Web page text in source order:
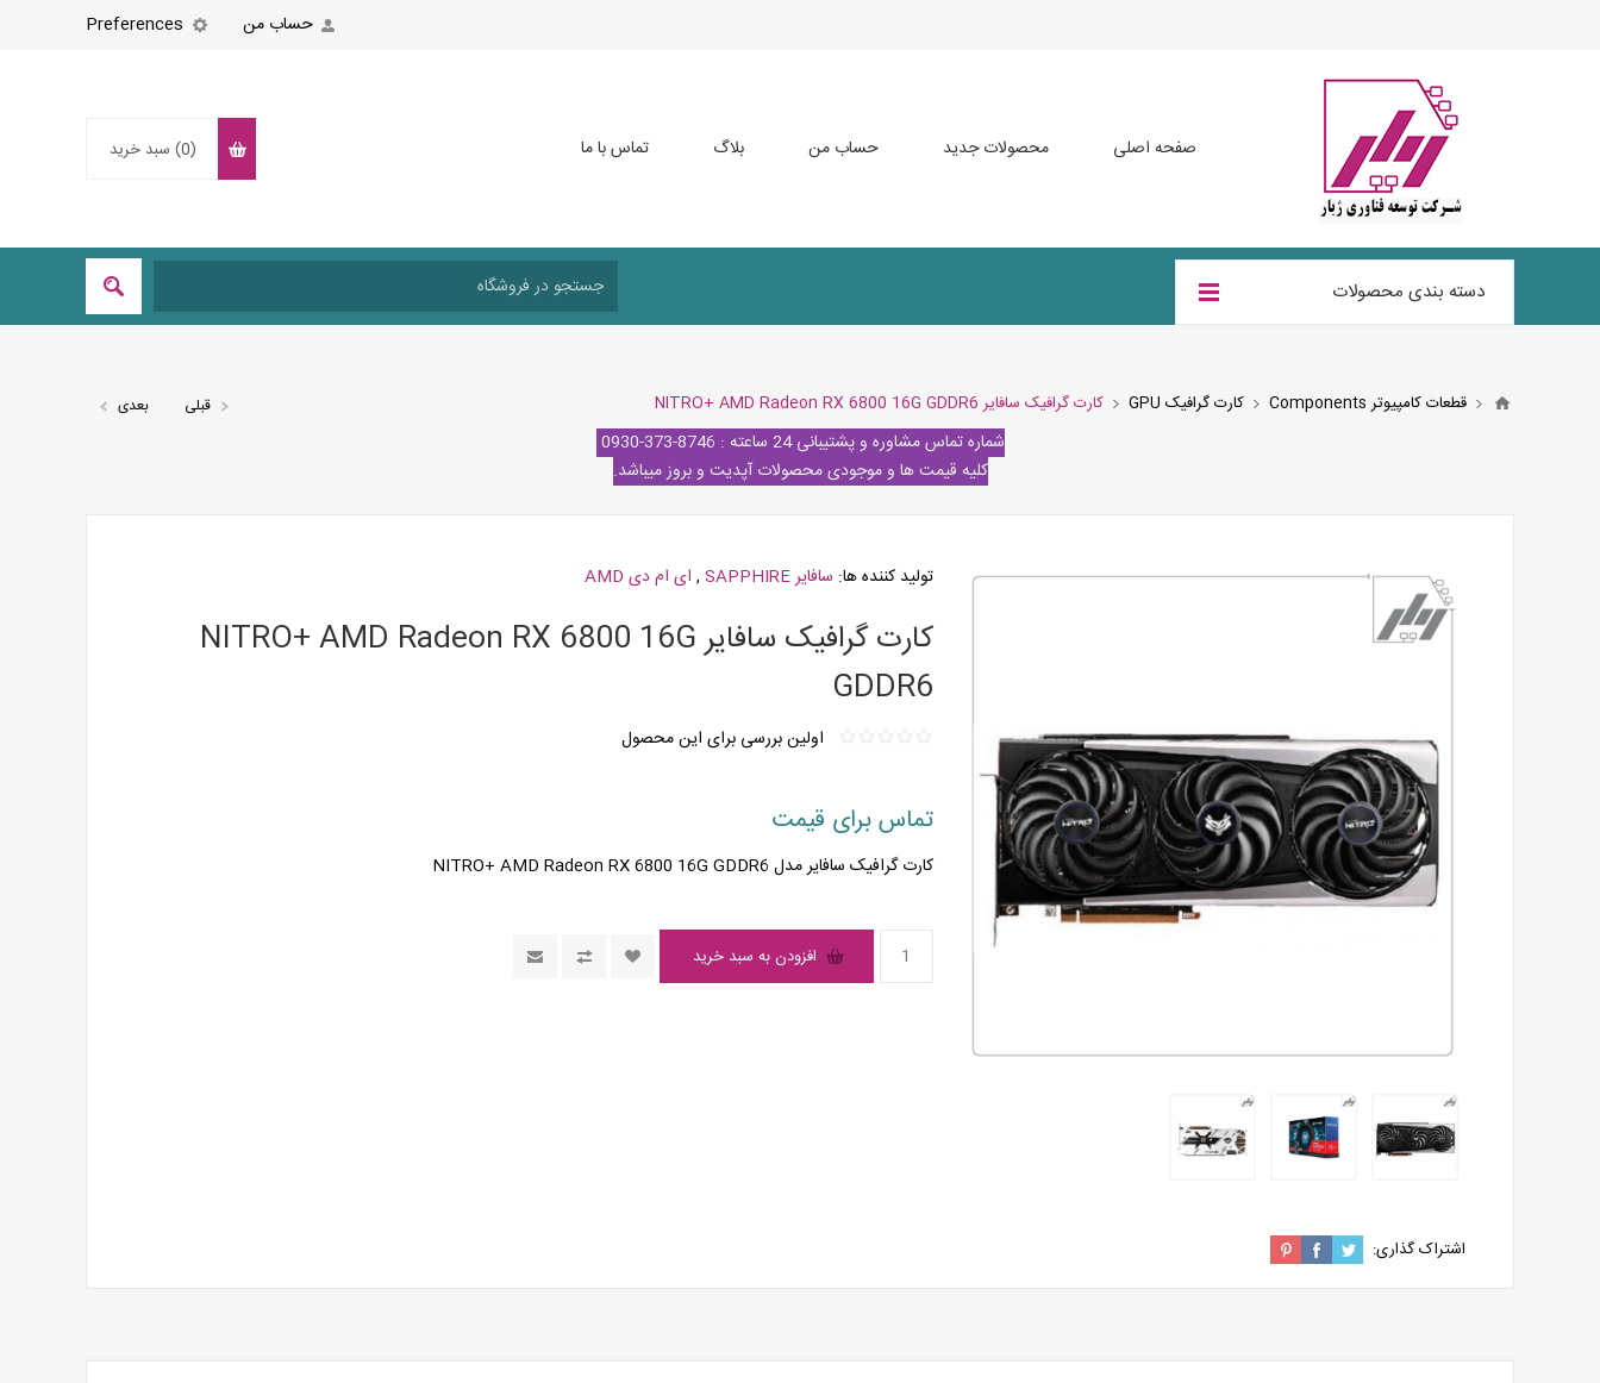
Preferences حساب من
صفحه اصلی محصولات جدید حساب من بلاگ تماس با ما (0) سبد خرید
دسته بندی محصولات
قطعات کامپیوتر Components کارت گرافیک GPU کارت گرافیک سافایر NITRO+ AMD Radeon RX 6800 16G GDDR6 قبلی بعدی
شماره تماس مشاوره و پشتیبانی 24 ساعته : 8746-373-0930
کلیه قیمت ها و موجودی محصولات آپدیت و بروز میباشد.
تولید کننده ها: سافایر SAPPHIRE , ای ام دی AMD
کارت گرافیک سافایر NITRO+ AMD Radeon RX 6800 16G
GDDR6
اولین بررسی برای این محصول
تماس برای قیمت
کارت گرافیک سافایر مدل NITRO+ AMD Radeon RX 6800 16G GDDR6
افزودن به سبد خرید
اشتراک گذاری: